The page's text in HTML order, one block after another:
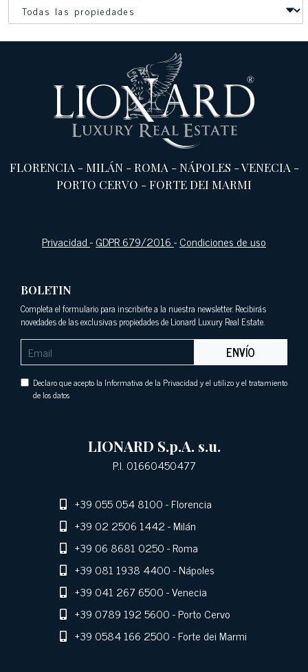
FLORENCIA -MILÁN-ROMA -NÁPOLES -VENECIA -
PORTO CERVO -FORTE DEI MARMI
Privacidad-GDPR 679/2016-Condiciones de uso
BOLETIN
Completa el formulario para inscribirte a la nuestra newsletter. Recibirás
novedades de las exclusivas propiedades de Lionard Luxury Real Estate.
ENVÍO
Declaro que acepto la Informativa de la Privacidad y el utilizo y el tratamiento
de los datos
LIONARD S.p.A. s.u.
P.I. 01660450477
+39 055 054 8100- Florencia
+39 02 2506 1442- Milán
+39 06 8681 0250- Roma
+39 081 1938 4400- Nápoles
+39 041 267 6500- Venecia
+39 0789 192 5600- Porto Cervo
+39 0584 166 2500- Forte dei Marmi